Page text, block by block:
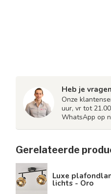
Heb je
Onze
uur, vr tot
WhatsApp op
Gerelateerde
Luxe
lichts - Oro